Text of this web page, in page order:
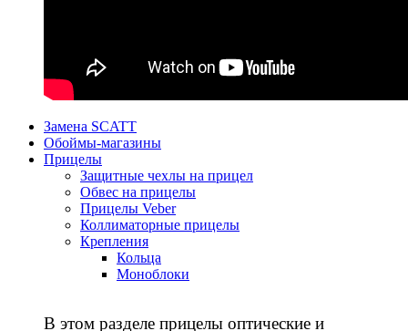
Замена SCATT
Обоймы-магазины
Прицелы
Защитные чехлы на прицел
Обвес на прицелы
Прицелы Veber
Коллиматорные прицелы
Крепления
Кольца
Моноблоки
В этом разделе прицелы оптические и